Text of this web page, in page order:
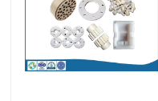
Wisata pabrik
Kontrol kualitas